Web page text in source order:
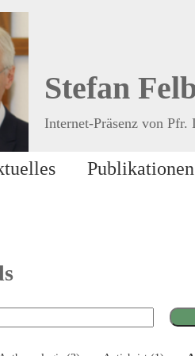
Stefan
Internet-Präsenz von Pfr.
Publikationen